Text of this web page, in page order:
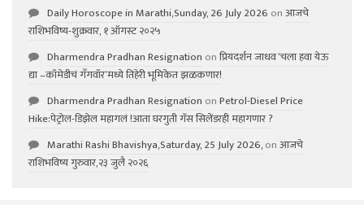
Daily Horoscope in Marathi,Sunday, 26 July 2026 onआजचे
राशिभविष्य-शुक्रवार, १ ऑगस्ट २०२५
Dharmendra Pradhan Resignation onप्रियदर्शन जाधव ‘चला हवा येऊ
द्या –कॉमेडीचं गॅंगवॉर’मध्ये तिहेरी भूमिकेत झळकणार!
Dharmendra Pradhan Resignation onPetrol-Diesel Price
Hike:पेट्रोल-डिझेल महागलं !आता घरगुती गॅस सिलेंडरही महागणार ?
Marathi Rashi Bhavishya,Saturday, 25 July 2026,onआजचे
राशिभविष्य गुरुवार,२३ जुलै २०२६